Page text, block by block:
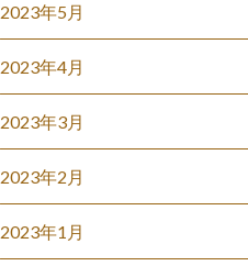
2023年5月
2023年4月
2023年3月
2023年2月
2023年1月